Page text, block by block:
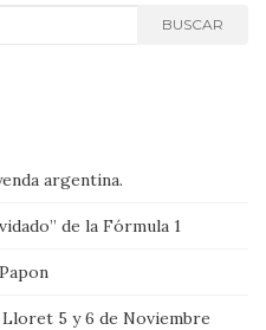
BUSCAR
argentina.
de la Fórmula 1
5 y 6 de Noviembre